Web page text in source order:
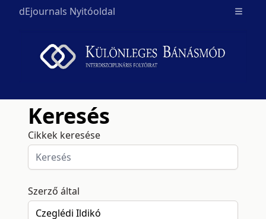
dEjournals Nyitóoldal Open
Keresés
Cikkek keresése
Szerző által